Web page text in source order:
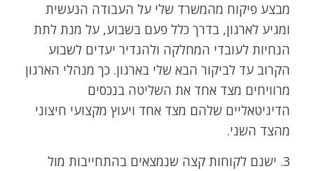
מבצע פיקוח מהמשרד שלי על העבודה הנעשית
ומגיע לארגון, בדרך כלל פעם בשבוע, על מנת לתת
הנחיות לעובדי המחלקה ולהגדיר יעדים לשבוע
הקרוב עד לביקור הבא שלי בארגון. כך מנהלי הארגון
מרוויחים מצד אחד את השליטה בנכסים
הדיגיטאליים שלהם מצד אחד ויעוץ מקצועי חיצוני
מהצד השני.
3. ישנם לקוחות קצה שנמצאים בהתחייבות מול